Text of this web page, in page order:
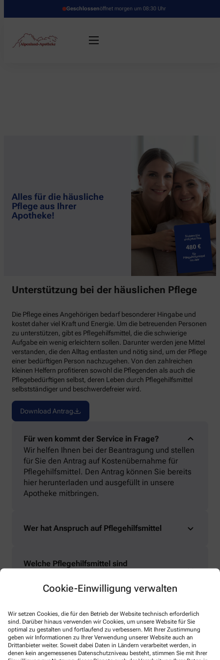
Cookie-Einwilligung verwalten
Wir setzen Cookies, die für den Betrieb der Website technisch erforderlich
sind. Darüber hinaus verwenden wir Cookies, um unsere Website für Sie
optimal zu gestalten und fortlaufend zu verbessern. Mit Ihrer Zustimmung
geben wir Informationen zu Ihrer Verwendung unserer Website auch an
Drittanbieter weiter. Soweit dabei Daten in Ländern verarbeitet werden, in
denen kein angemessenes Datenschutzniveau besteht, stimmen Sie mit Ihrer
Geschlossenöffnet morgen um 08:30 Uhr
Alles für die häusliche
Pflege aus Ihrer
Apotheke!
smiling young woman
mother. Happy two
generations retired mom
and grown up daughter
posing for photo in living
room.
Sichern Sie
sich jetzt Ihre
480 €
für
Pflegehilfsmittel
im Jahr
Unterstützung bei der häuslichen Pflege
Die Pflege eines Angehörigen bedarf besonderer Hingabe und
kostet daher viel Kraft und Energie. Um die betreuenden Personen
zu unterstützen, gibt es Pflegehilfsmittel, die die schwierige
Aufgabe ein wenig erleichtern sollen. Darunter werden jene Mittel
verstanden, die den Alltag entlasten und nötig sind, um der Pflege
einer bedürftigen Person nachzugehen. Von den zahlreichen
kleinen Helfern profitieren sowohl die Pflegenden als auch die
Pflegebedürftigen selbst, deren Leben durch Pflegehilfsmittel
selbstständiger und beschwerdefreier wird.
Download Antrag
Für wen kommt der Service in Frage?
Wir helfen Ihnen bei der Beantragung und stellen
für Sie den Antrag auf Kostenübernahme für
Pflegehilfsmittel. Den Antrag können Sie bereits
hier herunterladen und ausgefüllt in unsere
Apotheke mitbringen.
Wer hat Anspruch auf Pflegehilfsmittel
Welche Pflegehilfsmittel sind